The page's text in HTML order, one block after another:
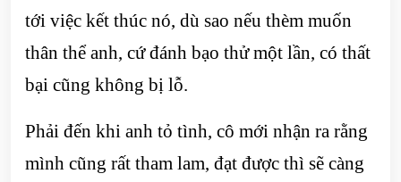
tới việc kết thúc nó, dù sao nếu thèm muốn
thân thể anh, cứ đánh bạo thử một lần, có thất
bại cũng không bị lỗ.
Phải đến khi anh tỏ tình, cô mới nhận ra rằng
mình cũng rất tham lam, đạt được thì sẽ càng